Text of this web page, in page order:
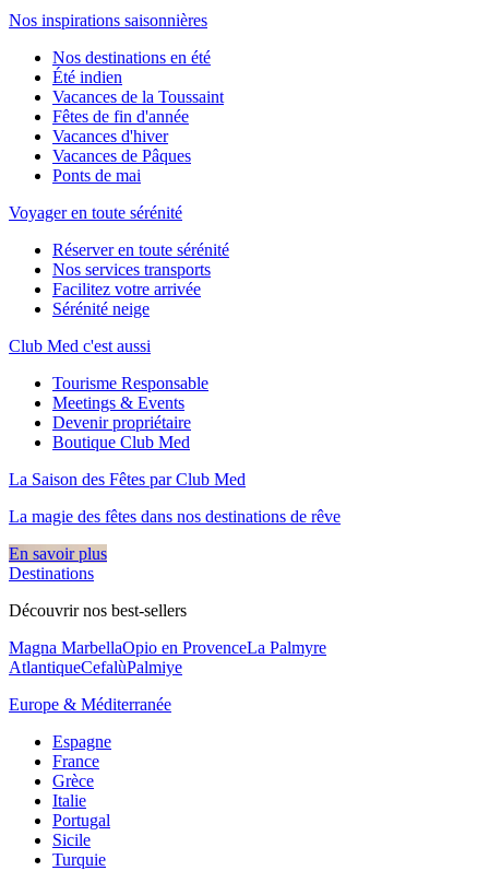
Nos inspirations saisonnières
Nos destinations en été
Été indien
Vacances de la Toussaint
Fêtes de fin d'année
Vacances d'hiver
Vacances de Pâques
Ponts de mai
Voyager en toute sérénité
Réserver en toute sérénité
Nos services transports
Facilitez votre arrivée
Sérénité neige
Club Med c'est aussi
Tourisme Responsable
Meetings & Events
Devenir propriétaire
Boutique Club Med
La Saison des Fêtes par Club Med
La magie des fêtes dans nos destinations de rêve​
En savoir plus
Destinations
Découvrir nos best-sellers
Magna MarbellaOpio en ProvenceLa Palmyre
AtlantiqueCefalùPalmiye
Europe & Méditerranée
Espagne
France
Grèce
Italie
Portugal
Sicile
Turquie